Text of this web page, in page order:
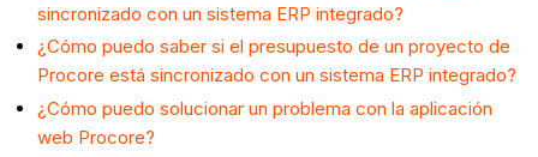
sincronizado con un sistema ERP integrado?
¿Cómo puedo saber si el presupuesto de un proyecto de
Procore está sincronizado con un sistema ERP integrado?
¿Cómo puedo solucionar un problema con la aplicación
web Procore?